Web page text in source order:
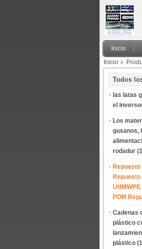
Inicio
Inicio
Todos
las latas
el
Los
gusanos,
rodadur
POM
Cadenas
plástico
plástico